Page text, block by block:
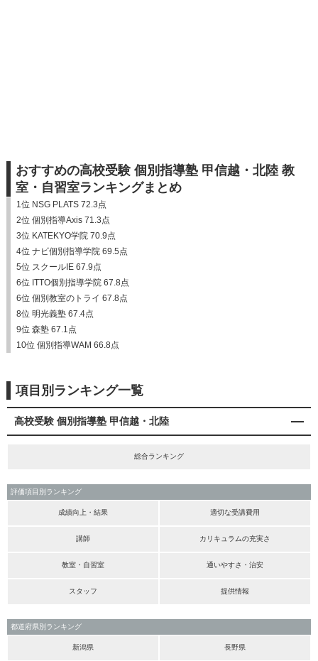
おすすめの高校受験 個別指導塾 甲信越・北陸 教
室・自習室ランキングまとめ
1位 NSG PLATS 72.3点
2位 個別指導Axis 71.3点
3位 KATEKYO学院 70.9点
4位 ナビ個別指導学院 69.5点
5位 スクールIE 67.9点
6位 ITTO個別指導学院 67.8点
6位 個別教室のトライ 67.8点
8位 明光義塾 67.4点
9位 森塾 67.1点
10位 個別指導WAM 66.8点
項目別ランキング一覧
高校受験 個別指導塾 甲信越・北陸
総合ランキング
評価項目別ランキング
成績向上・結果 適切な受講費用
講師 カリキュラムの充実さ
教室・自習室 通いやすさ・治安
スタッフ 提供情報
都道府県別ランキング
新潟県 長野県